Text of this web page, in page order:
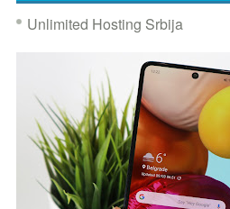
Unlimited Hosting Srbija